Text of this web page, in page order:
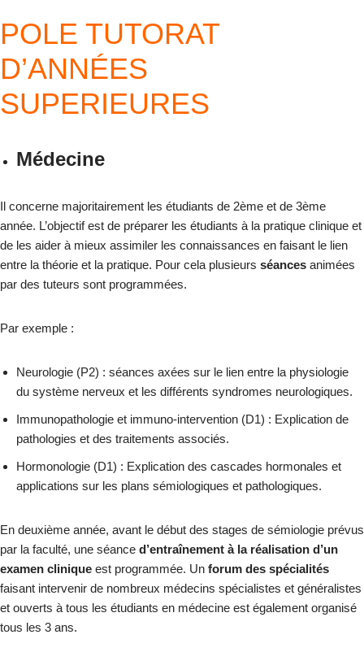
POLE TUTORAT
D’ANNÉES
SUPERIEURES
Médecine
Il concerne majoritairement les étudiants de 2ème et de 3ème
année. L’objectif est de préparer les étudiants à la pratique clinique et
de les aider à mieux assimiler les connaissances en faisant le lien
entre la théorie et la pratique. Pour cela plusieurs séances animées
par des tuteurs sont programmées.
Par exemple :
Neurologie (P2) : séances axées sur le lien entre la physiologie
du système nerveux et les différents syndromes neurologiques.
Immunopathologie et immuno-intervention (D1) : Explication de
pathologies et des traitements associés.
Hormonologie (D1) : Explication des cascades hormonales et
applications sur les plans sémiologiques et pathologiques.
En deuxième année, avant le début des stages de sémiologie prévus
par la faculté, une séance d’entraînement à la réalisation d’un
examen clinique est programmée. Un forum des spécialités
faisant intervenir de nombreux médecins spécialistes et généralistes
et ouverts à tous les étudiants en médecine est également organisé
tous les 3 ans.